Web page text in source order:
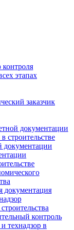
этапах
заказчик
документации
строительстве
документации
документация
контроль
технадзор в